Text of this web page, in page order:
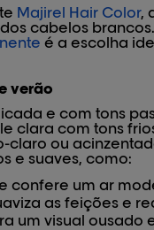
Majirel Hair Color,
cabelos
é a escolha
verão
e com tons
clara com tons
claro ou
e suaves, como:
confere um ar
as feições e
um visual ousado